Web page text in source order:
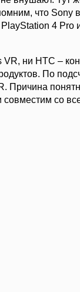
что Sony
4 Pro
VR, ни HTC –
По
Причина
совместим со